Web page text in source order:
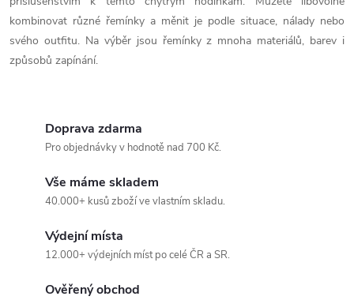
l
á
kombinovat různé řemínky a měnit je podle situace, nálady nebo
svého outfitu. Na výběr jsou řemínky z mnoha materiálů, barev i
způsobů zapínání.
Doprava zdarma
Pro objednávky v hodnotě nad 700 Kč.
Vše máme skladem
40.000+ kusů zboží ve vlastním skladu.
Výdejní místa
12.000+ výdejních míst po celé ČR a SR.
Ověřený obchod